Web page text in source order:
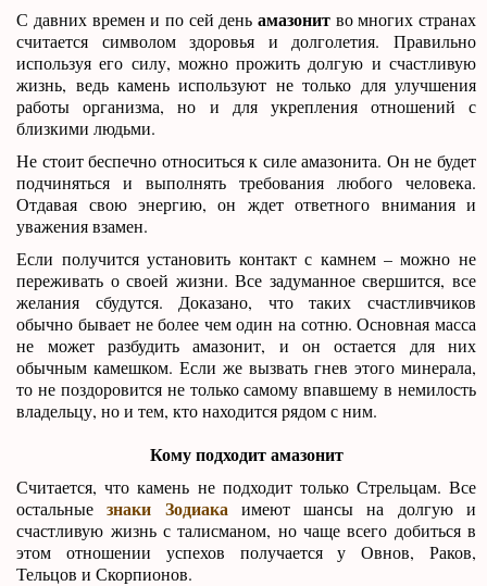
С давних времен и по сей день амазонитво многих странах
считается символом здоровья и долголетия. Правильно
используя его силу, можно прожить долгую и счастливую
жизнь, ведь камень используют не только для улучшения
работы организма, но и для укрепления отношений с
близкими людьми.
Не стоит беспечно относиться к силе амазонита. Он не будет
подчиняться и выполнять требования любого человека.
Отдавая свою энергию, он ждет ответного внимания и
уважения взамен.
Если получится установить контакт с камнем – можно не
переживать о своей жизни. Все задуманное свершится, все
желания сбудутся. Доказано, что таких счастливчиков
обычно бывает не более чем один на сотню. Основная масса
не может разбудить амазонит, и он остается для них
обычным камешком. Если же вызвать гнев этого минерала,
то не поздоровится не только самому впавшему в немилость
владельцу, но и тем, кто находится рядом с ним.
Кому подходит амазонит
Считается, что камень не подходит только Стрельцам. Все
остальныезнаки Зодиака имеют шансы на долгую и
счастливую жизнь с талисманом, но чаще всего добиться в
этом отношении успехов получается у Овнов, Раков,
Тельцов и Скорпионов.